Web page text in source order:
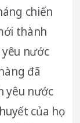
chiến
thành
nước
đã
yêu nước
của họ